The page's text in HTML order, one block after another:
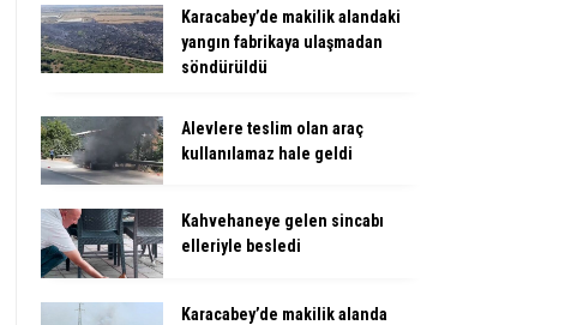
Karacabey’de makilik alandaki
yangın fabrikaya ulaşmadan
söndürüldü
Alevlere teslim olan araç
kullanılamaz hale geldi
Kahvehaneye gelen sincabı
elleriyle besledi
Karacabey’de makilik alanda